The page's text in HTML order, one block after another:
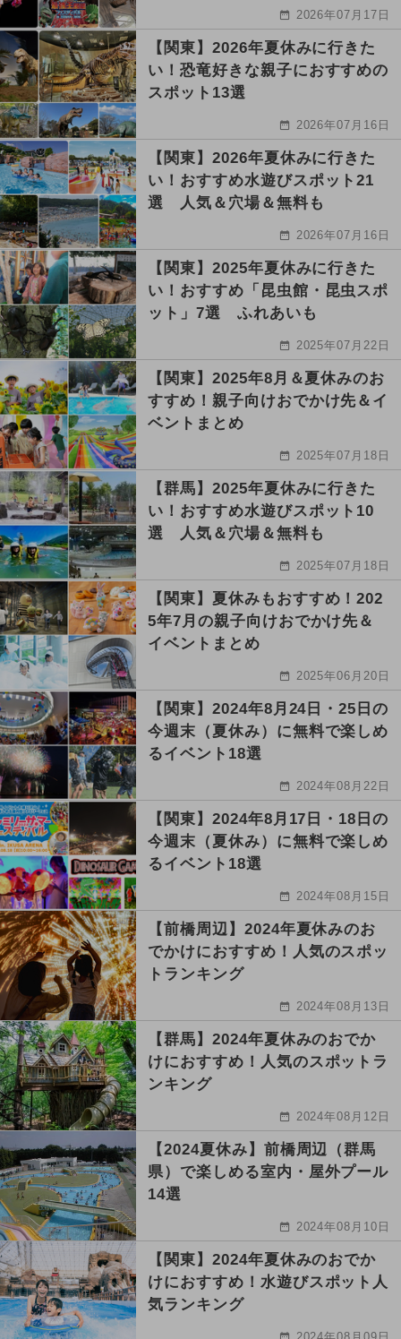
2026年07月17日
【関東】2026年夏休みに行きた
い！恐竜好きな親子におすすめの
スポット13選
2026年07月16日
【関東】2026年夏休みに行きた
い！おすすめ水遊びスポット21
選 人気＆穴場＆無料も
2026年07月16日
【関東】2025年夏休みに行きた
い！おすすめ「昆虫館・昆虫スポ
ット」7選 ふれあいも
2025年07月22日
【関東】2025年8月＆夏休みのお
すすめ！親子向けおでかけ先＆イ
ベントまとめ
2025年07月18日
【群馬】2025年夏休みに行きた
い！おすすめ水遊びスポット10
選 人気＆穴場＆無料も
2025年07月18日
【関東】夏休みもおすすめ！202
5年7月の親子向けおでかけ先＆
イベントまとめ
2025年06月20日
【関東】2024年8月24日・25日の
今週末（夏休み）に無料で楽しめ
るイベント18選
2024年08月22日
【関東】2024年8月17日・18日の
今週末（夏休み）に無料で楽しめ
るイベント18選
2024年08月15日
【前橋周辺】2024年夏休みのお
でかけにおすすめ！人気のスポッ
トランキング
2024年08月13日
【群馬】2024年夏休みのおでか
けにおすすめ！人気のスポットラ
ンキング
2024年08月12日
【2024夏休み】前橋周辺（群馬
県）で楽しめる室内・屋外プール
14選
2024年08月10日
【関東】2024年夏休みのおでか
けにおすすめ！水遊びスポット人
気ランキング